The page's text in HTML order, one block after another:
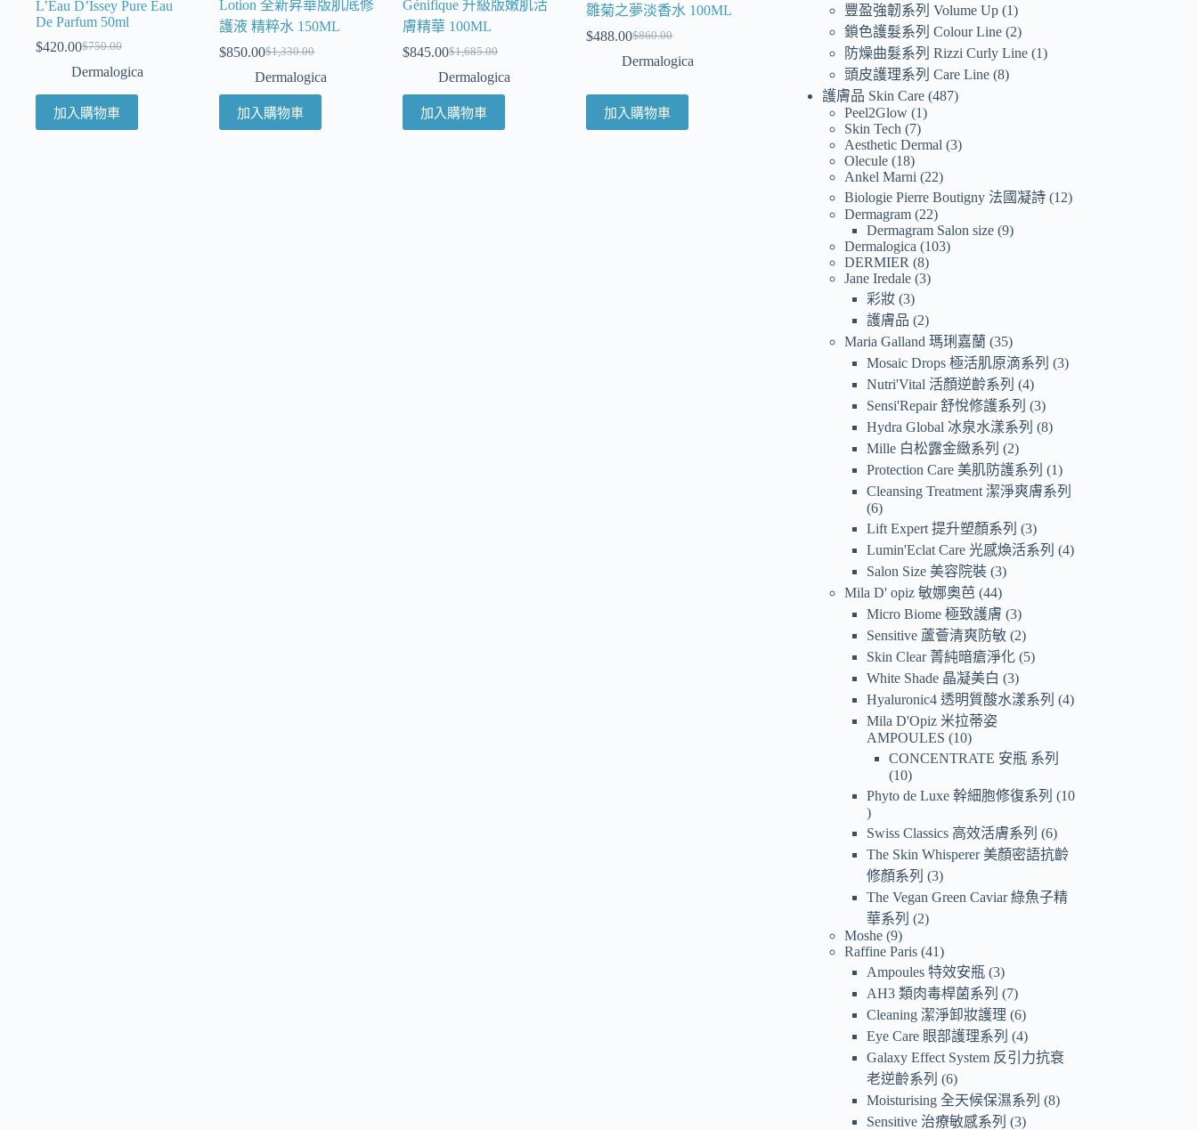
L’Eau D’Issey Pure Eau
De Parfum 50ml
$750.00
$420.00
Dermalogica
加入購物車
Lotion 全新昇華版肌底修
護液 精粹水 150ML
$1,330.00
$850.00
Dermalogica
加入購物車
Génifique 升級版嫩肌活
膚精華 100ML
$1,685.00
$845.00
Dermalogica
加入購物車
雛菊之夢淡香水 100ML
$860.00
$488.00
Dermalogica
加入購物車
豐盈強韌系列 Volume Up 1
鎖色護髮系列 Colour Line 2
防燥曲髮系列 Rizzi Curly Line 1
頭皮護理系列 Care Line 8
護膚品 Skin Care 487
Peel2Glow 1
Skin Tech
7
Aesthetic Dermal 3
Olecule 18
Ankel Marni
22
Biologie Pierre Boutigny 法國凝詩 12
Dermagram 22
Dermagram Salon size 9
Dermalogica
103
DERMIER
8
Jane Iredale 3
彩妝 3
護膚品
2
Maria Galland 瑪琍嘉蘭 35
Mosaic Drops 極活肌原滴系列
3
Nutri'Vital 活顏逆齡系列
4
Sensi'Repair 舒悅修護系列
3
Hydra Global 冰泉水漾系列
8
Mille 白松露金緻系列
2
Protection Care 美肌防護系列
1
Cleansing Treatment 潔淨爽膚系列
6
Lift Expert 提升塑顏系列
3
Lumin'Eclat Care 光感煥活系列
4
Salon Size 美容院裝 3
Mila D' opiz 敏娜奧芭 44
Micro Biome 極致護膚 3
Sensitive 蘆薈清爽防敏 2
Skin Clear 菁純暗瘡淨化 5
White Shade 晶凝美白
3
Hyaluronic4 透明質酸水漾系列
4
Mila D'Opiz 米拉蒂姿
AMPOULES
10
CONCENTRATE 安瓶 系列
10
Phyto de Luxe 幹細胞修復系列
10
Swiss Classics 高效活膚系列
6
The Skin Whisperer 美顏密語抗齡
修顏系列
3
The Vegan Green Caviar 綠魚子精
華系列
2
Moshe 9
Raffine Paris 41
Ampoules 特效安瓶 3
AH3 類肉毒桿菌系列
7
Cleaning 潔淨卸妝護理 6
Eye Care 眼部護理系列
4
Galaxy Effect System 反引力抗衰
老逆齡系列
6
Moisturising 全天候保濕系列
8
Sensitive 治療敏感系列
3